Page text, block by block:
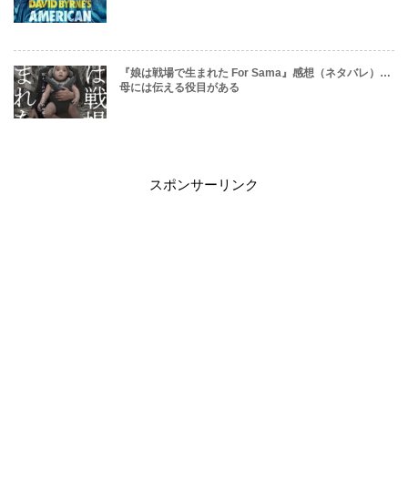
『娘は戦場で生まれた For Sama』感想（ネタバレ）…
母には伝える役目がある
スポンサーリンク